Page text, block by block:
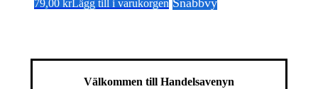
79,00 krLägg till i varukorgen Snabbvy
Välkommen till Handelsavenyn